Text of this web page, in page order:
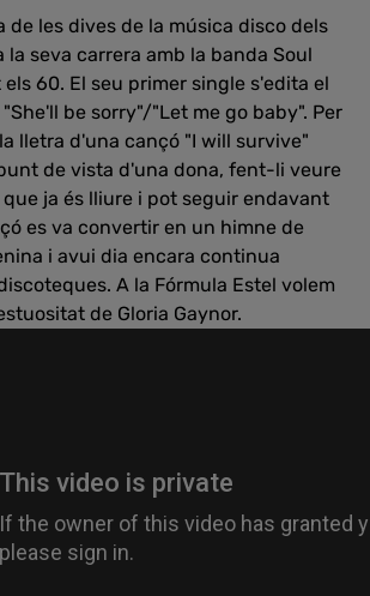
de les dives de la música disco dels
la seva carrera amb la banda Soul
60. El seu primer single s'edita el
be sorry"/"Let me go baby". Per
lletra d'una cançó "I will survive"
de vista d'una dona, fent-li veure
ja és lliure i pot seguir endavant
es va convertir en un himne de
i avui dia encara continua
A la Fórmula Estel volem
de Gloria Gaynor.